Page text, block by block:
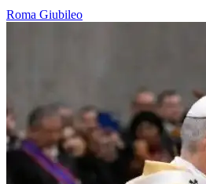
Roma Giubileo